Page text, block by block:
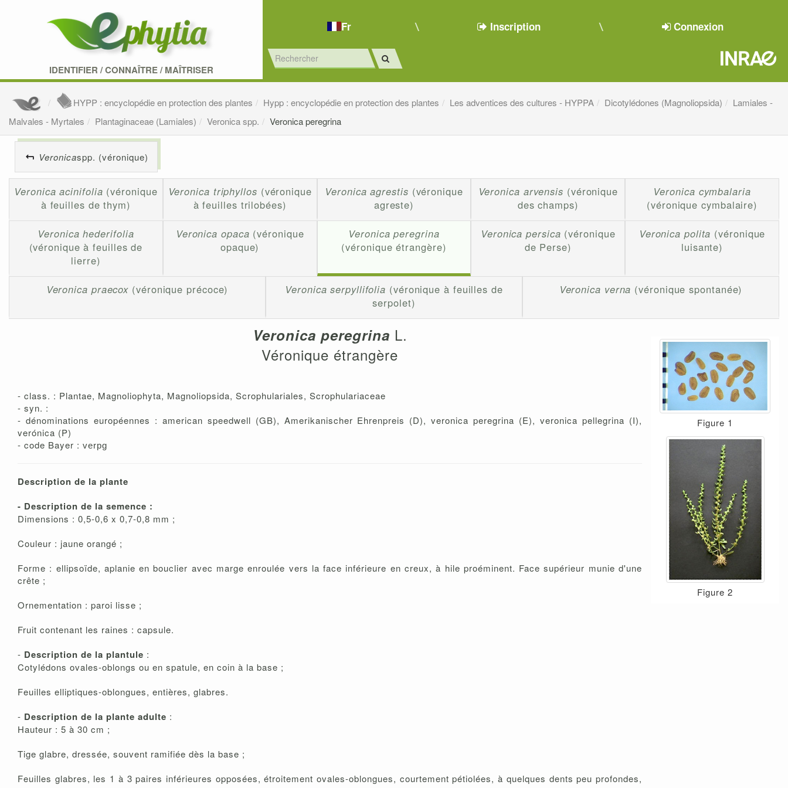
IDENTIFIER /CONNAÎTRE/MAÎTRISER
Fr Inscription Connexion
HYPP : encyclopédie en protection des plantes Hypp : encyclopédie en protection des plantes Les adventices des cultures - HYPPA Dicotylédones (Magnoliopsida)
Lamiales -
Malvales - Myrtales
Plantaginaceae (Lamiales) Veronica spp. Veronica peregrina
Veronicaspp. (véronique)
Veronica acinifolia (véronique
à feuilles de thym)
Veronica triphyllos (véronique
à feuilles trilobées)
Veronica agrestis (véronique
agreste)
Veronica arvensis (véronique
des champs)
Veronica cymbalaria
(véronique cymbalaire)
Veronica hederifolia
(véronique à feuilles de
lierre)
Veronica opaca (véronique
opaque)
Veronica peregrina
(véronique étrangère)
Veronica persica (véronique
de Perse)
Veronica polita (véronique
luisante)
Veronica praecox (véronique précoce) Veronica serpyllifolia (véronique à feuilles de
serpolet)
Veronica verna (véronique spontanée)
Veronica peregrina L.
Véronique étrangère
- class. : Plantae, Magnoliophyta, Magnoliopsida, Scrophulariales, Scrophulariaceae
- syn. :
- dénominations européennes : american speedwell (GB), Amerikanischer Ehrenpreis (D), veronica peregrina (E), veronica pellegrina (I),
verónica (P)
- code Bayer : verpg
Description de la plante
- Description de la semence :
Dimensions : 0,5-0,6 x 0,7-0,8 mm ;
Couleur : jaune orangé ;
Forme : ellipsoïde, aplanie en bouclier avec marge enroulée vers la face inférieure en creux, à hile proéminent. Face supérieur munie d'une
crête ;
Ornementation : paroi lisse ;
Fruit contenant les raines : capsule.
- Description de la plantule :
Cotylédons ovales-oblongs ou en spatule, en coin à la base ;
Feuilles elliptiques-oblongues, entières, glabres.
- Description de la plante adulte :
Hauteur : 5 à 30 cm ;
Tige glabre, dressée, souvent ramifiée dès la base ;
Feuilles glabres, les 1 à 3 paires inférieures opposées, étroitement ovales-oblongues, courtement pétiolées, à quelques dents peu profondes,
Figure 1
Figure 2